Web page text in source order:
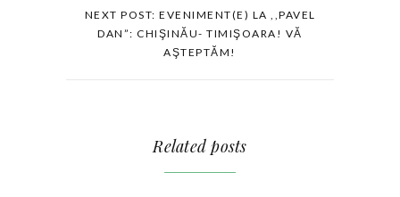
NEXT POST: EVENIMENT(E) LA ,,PAVEL
DAN”: CHIŞINĂU- TIMIŞOARA! VĂ
AŞTEPTĂM!
Related posts